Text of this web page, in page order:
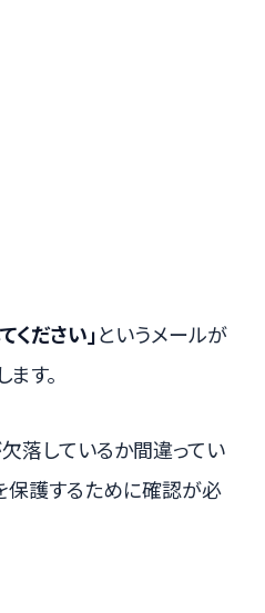
ください」というメールが
す。
落しているか間違ってい
保護するために確認が必